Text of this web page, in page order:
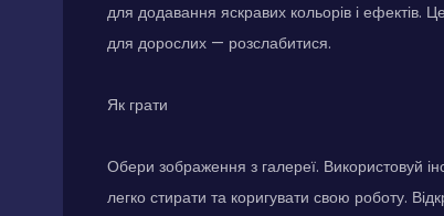
для додавання яскравих кольорів і ефектів.
для дорослих — розслабитися.
Як грати
Обери зображення з галереї. Використовуй
легко стирати та коригувати свою роботу.